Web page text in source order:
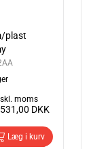
plast
moms
DKK
Læg i kurv